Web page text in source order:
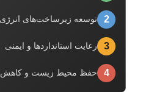
2 توسعه زیرساخت‌های انرژی
3 رعایت استانداردها و ایمنی
4 حفظ محیط زیست و کاهش